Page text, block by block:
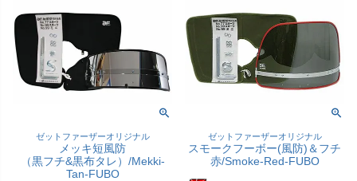
ゼットファーザーオリジナル
メッキ短風防
（黒フチ&黒布タレ）/Mekki-
Tan-FUBO
ゼットファーザーオリジナル
スモークフーボー(風防)＆フチ
赤/Smoke-Red-FUBO